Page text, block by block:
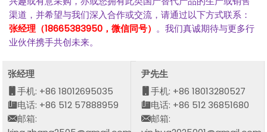
渠道，并希望与我们深入合作或交流，请通过以下方式联系：
张经理（18665383950，微信同号） 。我们真诚期待与更多行
业伙伴携手共创未来。
张经理
手机: +86 18012695035
电话: +86 512 57888959
邮箱:
尹先生
手机: +86 18013280527
电话: +86 512 36851680
邮箱: